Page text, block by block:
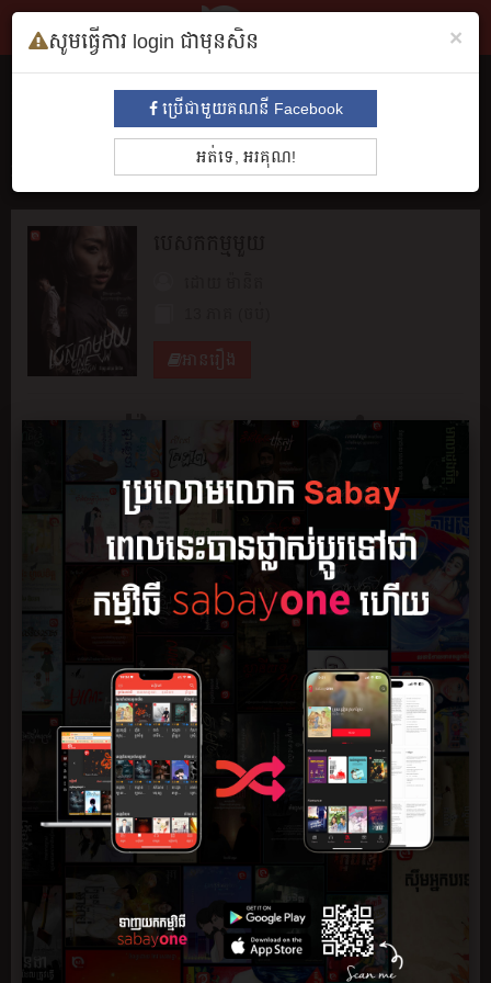
មនោសញ្ចេតនា​ គុននិយម ព្រឺព្រួច ស៊ើបអង្កេត
រឿងព្រេង សម្រង់សម្ដី កំប្លែង អក្សរសិល្បិ៍ BL
អានរឿង
សង្ខេប មតិយោបល់ 0
ភ្នាក់ងារសម្ងាត់ស្រី ណូរ៉ា បានតម្រូវឲ្យចុះបេសកកម្មស្វែងរកទីតាំង
អាវុធនុយក្លេអ៊ែ និងគ្រឿងញៀន ដែលឈ្មួញខុសច្បាប់កំពុងជួញដូរជា
តាមទិន្នន័យពី MIA (Max Intelligence Agency) គោលដៅដែលនាង
ត្រូវបន្លំខ្លួនចូលទៅជិតលើកនេះ គឺជាបុរសម្នាក់ ឈ្មោះ ឆាម ភីតា ដែល
កំពុងរស់នៅលាក់ប្រវត្តិ ដោយប្រើស្បែកមុខជានិស្សិតតូរ្យតន្ត្រី។
បន្លំខ្លួនបានមិនយូរប៉ុន្មាន នាងបែរជាត្រូវបញ្ជាឲ្យសម្លាប់ឆាមចោល ទាំង
ដែលមិនទាន់បានស៊ើបរកឃើញអាវុធនុយក្លេអ៊ែ ប៉ុន្តែនាងជាភ្នាក់ងារ
សម្ងាត់ នាងមិនមែនជាឃាតករឡើយ។
ការបានជួបបុរសម្នាក់នេះ ជីវិតនាងបានប្រែប្រួលពីអាក្រក់ទៅល្អ
ហើយពីល្អទៅអាក្រក់។
អារម្មណ៍ល្អៗរវាងនាងនិងឆាម កាន់រីកដុះដាល រហូតនាងមិនអាច
×
សូមធ្វើការ login ជាមុនសិន
ប្រើជាមួយគណនី Facebook
អត់ទេ, អរគុណ!